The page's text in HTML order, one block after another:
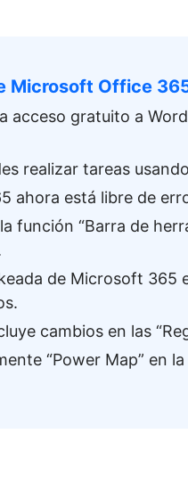
Microsoft Office
acceso gratuito a
realizar tareas
ahora está libre de
función “Barra de
de Microsoft 365
cambios en las
“Power Map” en